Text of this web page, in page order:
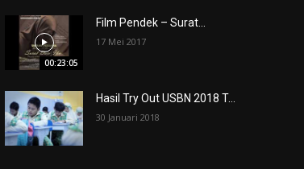
00:23:05
Film Pendek – Surat...
17 Mei 2017
Hasil Try Out USBN 2018 T...
30 Januari 2018